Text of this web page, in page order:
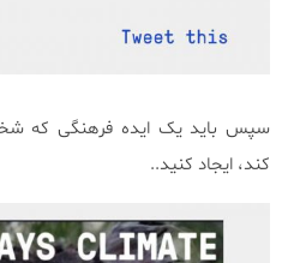
سپس باید یک ایده فرهنگی که
کند، ایجاد کنید..